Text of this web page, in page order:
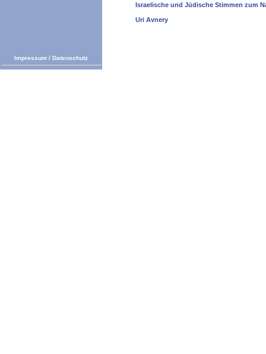
Israelische und Jüdische Stimmen zum
Uri Avnery
Impressum / Datenschutz